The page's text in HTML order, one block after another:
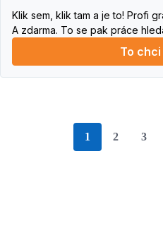
Klik sem, klik tam a je to! Profi
A zdarma. To se pak práce
To
stránka
1 2 3